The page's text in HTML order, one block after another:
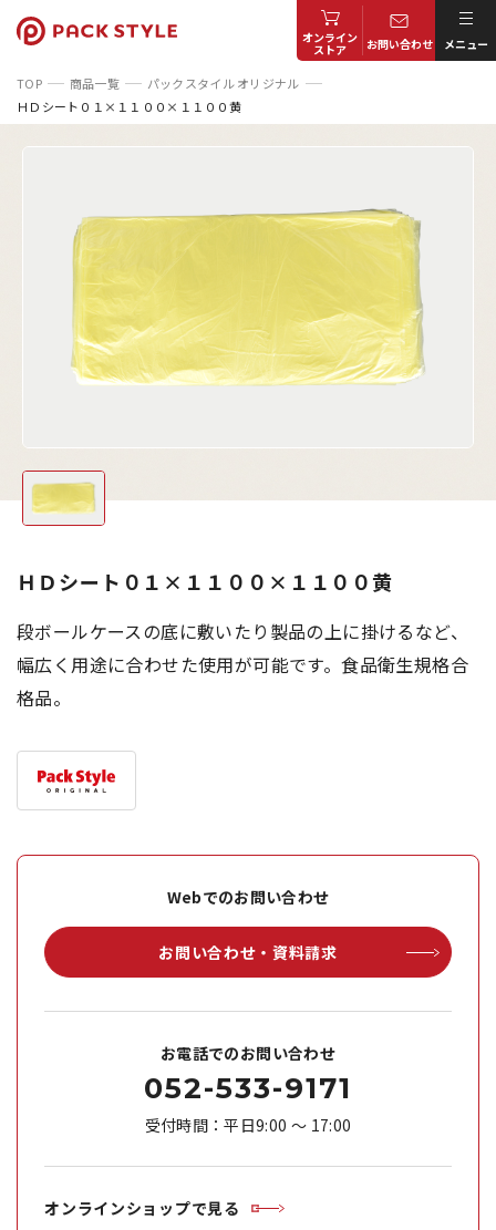
オンライン
ストア お問い合わせ メニュー
TOP 商品一覧
パックスタイル オリジナル
ＨＤシート０１×１１００×１１００黄
ＨＤシート０１×１１００×１１００黄
段ボールケースの底に敷いたり製品の上に掛けるなど、
幅広く用途に合わせた使用が可能です。食品衛生規格合
格品。
Webでのお問い合わせ
お問い合わせ・資料請求
お電話でのお問い合わせ
052-533-9171
受付時間：平日9:00 ～ 17:00
オンラインショップで見る